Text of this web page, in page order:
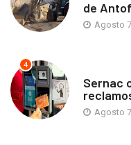
de
Agosto
4
Sernac
Agosto